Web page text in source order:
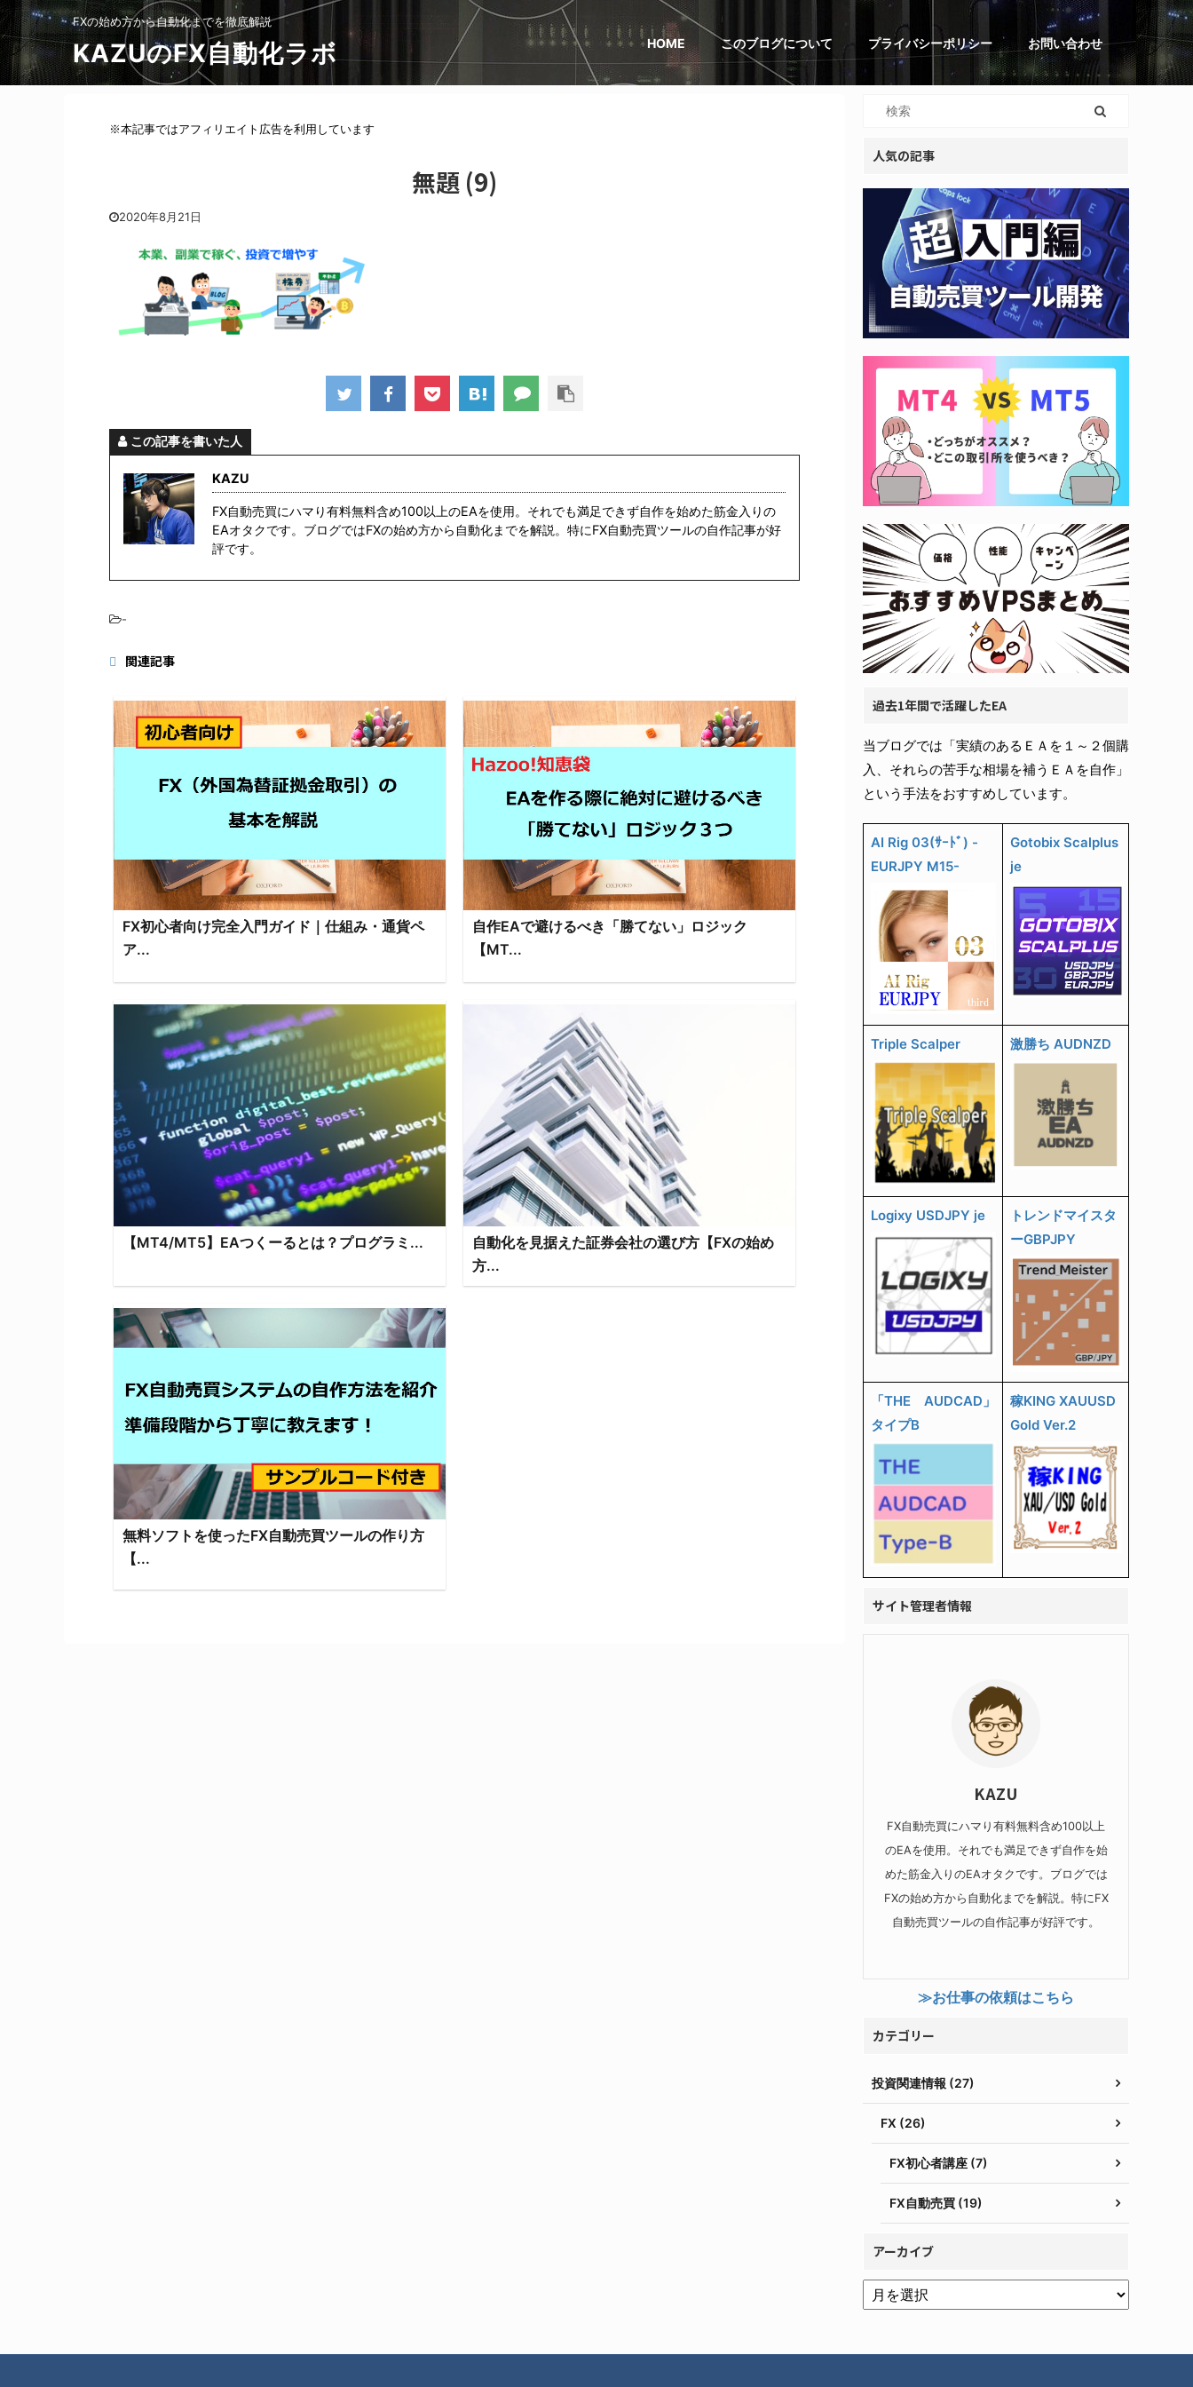
FXの始め方から自動化までを徹底解説
KAZUのFX自動化ラボ HOME このブログについて プライバシーポリシー お問い合わせ
※本記事ではアフィリエイト広告を利用しています
無題 (9)
2020年8月21日
この記事を書いた人
KAZU
FX自動売買にハマり有料無料含め100以上のEAを使用。それでも満足できず自作を始めた筋金入りの
EAオタクです。ブログではFXの始め方から自動化までを解説。特にFX自動売買ツールの自作記事が好
評です。
-
関連記事
FX初心者向け完全入門ガイド｜仕組み・通貨ペ
ア...
自作EAで避けるべき「勝てない」ロジック
【MT...
【MT4/MT5】EAつくーるとは？プログラミ...
自動化を見据えた証券会社の選び方【FXの始め
方...
無料ソフトを使ったFX自動売買ツールの作り方
【...
人気の記事
過去1年間で活躍したEA
当ブログでは「実績のあるＥＡを１～２個購
入、それらの苦手な相場を補うＥＡを自作」
という手法をおすすめしています。
AI Rig 03(ｻｰﾄﾞ) -
EURJPY M15-
Gotobix Scalplus
je
Triple Scalper 激勝ち AUDNZD
Logixy USDJPY je
トレンドマイスタ
ーGBPJPY
「THE AUDCAD」
タイプB
稼KING XAUUSD
Gold Ver.2
サイト管理者情報
KAZU
FX自動売買にハマり有料無料含め100以上
のEAを使用。それでも満足できず自作を始
めた筋金入りのEAオタクです。ブログでは
FXの始め方から自動化までを解説。特にFX
自動売買ツールの自作記事が好評です。
≫お仕事の依頼はこちら
カテゴリー
投資関連情報 (27)
FX (26)
FX初心者講座 (7)
FX自動売買 (19)
アーカイブ